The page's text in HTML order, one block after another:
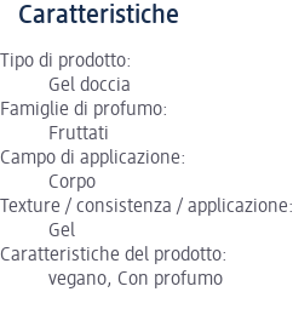
Caratteristiche
Tipo di prodotto:
Gel doccia
Famiglie di profumo:
Fruttati
Campo di applicazione:
Corpo
Texture / consistenza / applicazione:
Gel
Caratteristiche del prodotto:
vegano, Con profumo